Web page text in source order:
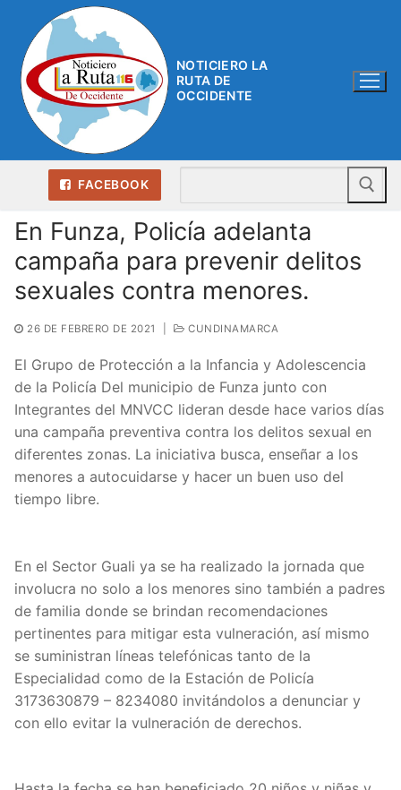
contenido
NOTICIERO LA
RUTA DE
OCCIDENTE
FACEBOOK
En Funza, Policía adelanta
campaña para prevenir delitos
sexuales contra menores.
26 DE FEBRERO DE 2021 CUNDINAMARCA
El Grupo de Protección a la Infancia y Adolescencia
de la Policía Del municipio de Funza junto con
Integrantes del MNVCC lideran desde hace varios días
una campaña preventiva contra los delitos sexual en
diferentes zonas. La iniciativa busca, enseñar a los
menores a autocuidarse y hacer un buen uso del
tiempo libre.
En el Sector Guali ya se ha realizado la jornada que
involucra no solo a los menores sino también a padres
de familia donde se brindan recomendaciones
pertinentes para mitigar esta vulneración, así mismo
se suministran líneas telefónicas tanto de la
Especialidad como de la Estación de Policía
3173630879 – 8234080 invitándolos a denunciar y
con ello evitar la vulneración de derechos.